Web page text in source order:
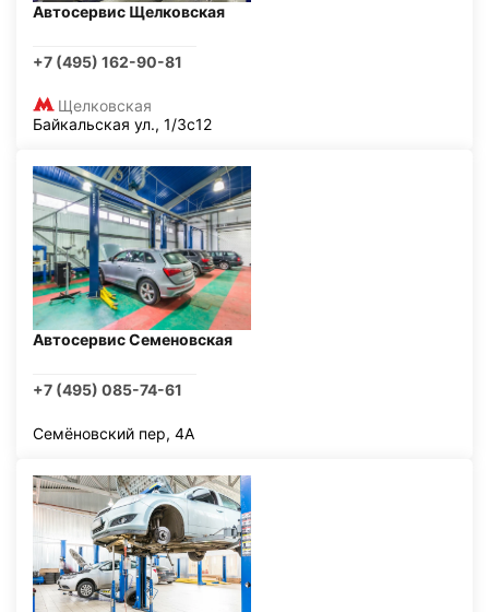
Автосервис Щелковская
+7 (495) 162-90-81
Щелковская
Байкальская ул., 1/3с12
Автосервис Семеновская
+7 (495) 085-74-61
Семёновский пер, 4А